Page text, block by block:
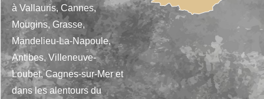
à Vallauris, Cannes,
Mougins, Grasse,
Mandelieu-La-Napoule,
Antibes, Villeneuve-
Loubet, Cagnes-sur-Mer et
dans les alentours du